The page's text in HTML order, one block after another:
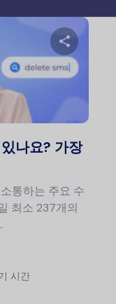
이 글
나요? 가장
통하는 주요 수
최소 237개의
시간